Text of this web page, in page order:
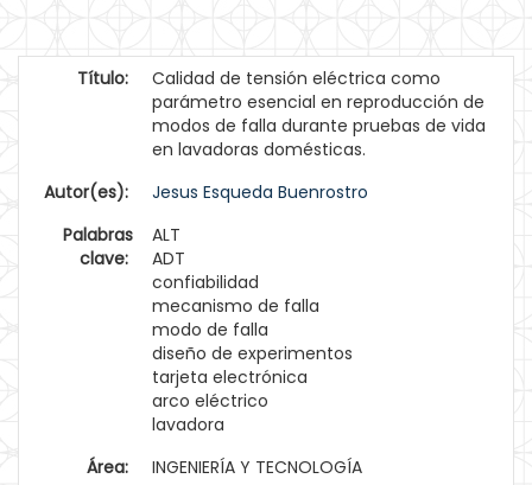
Título:
Calidad de tensión eléctrica como
parámetro esencial en reproducción de
modos de falla durante pruebas de vida
en lavadoras domésticas.
Autor(es):
Jesus Esqueda Buenrostro
Palabras
clave:
ALT
ADT
confiabilidad
mecanismo de falla
modo de falla
diseño de experimentos
tarjeta electrónica
arco eléctrico
lavadora
Área:
INGENIERÍA Y TECNOLOGÍA